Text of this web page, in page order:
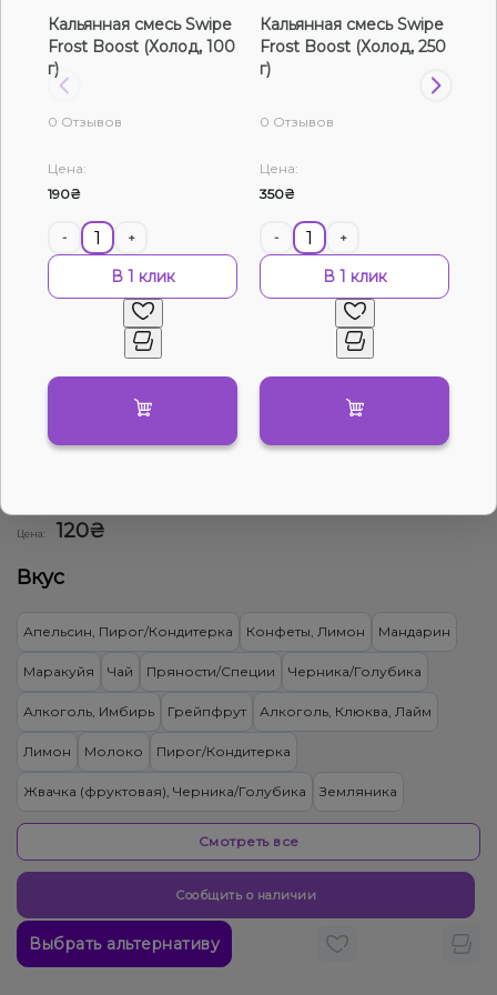
Жидкости для электронных сигарет
Подарочные наборы
Табак Fusion Classic Ice Papaya (Папайя Лёд,
Цена:
120₴
Вкус
Апельсин, Пирог/Кондитерка Конфеты, Лимон Мандарин
Маракуйя Чай Пряности/Специи Черника/Голубика
Алкоголь, Имбирь Грейпфрут Алкоголь, Клюква, Лайм
Лимон Молоко Пирог/Кондитерка
Жвачка (фруктовая), Черника/Голубика Земляника
Киви Папайя Лимонад Нектарин Лёд/Холодок, Мандарин
Виноград, Лёд/Холодок, Лимонад Лёд/Холодок, Лимон
Смотреть все
Сообщить о наличии
Выбрать альтернативу
Кальянная смесь Swipe
Frost Boost (Холод, 100
г)
0 Отзывов
Цена:
190₴
- +
В 1 клик
Кальянная смесь Swipe
Frost Boost (Холод, 250
г)
0 Отзывов
Цена:
350₴
- +
В 1 клик